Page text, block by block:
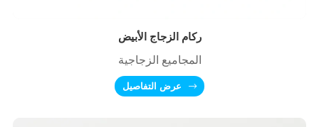
ركام الزجاج الأبيض
المجاميع الزجاجية
عرض التفاصيل